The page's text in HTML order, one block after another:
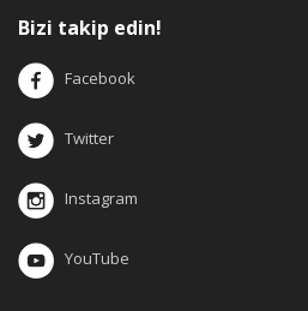
Bizi takip edin!
Facebook
Twitter
Instagram
YouTube